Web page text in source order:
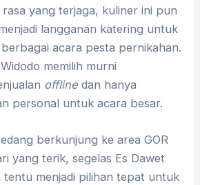
yang terjaga, kuliner ini pun
langganan katering untuk
acara pesta pernikahan.
memilih murni
offline dan hanya
personal untuk acara besar.
berkunjung ke area GOR
yang terik, segelas Es Dawet
tentu menjadi pilihan tepat untuk